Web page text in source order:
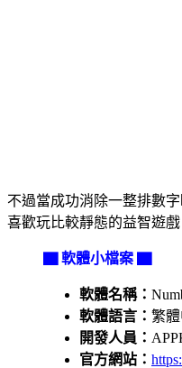
不過當成功消除一整排數
喜歡玩比較靜態的益智遊戲
▇ 軟體小檔案 ▇
軟體名稱：
軟體語言： 繁
開發人員：
官方網站：